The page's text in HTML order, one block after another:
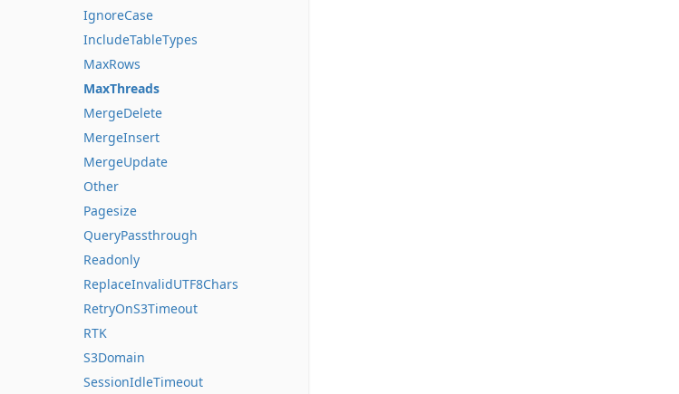
IgnoreCase
IncludeTableTypes
MaxRows
MaxThreads
MergeDelete
MergeInsert
MergeUpdate
Other
Pagesize
QueryPassthrough
Readonly
ReplaceInvalidUTF8Chars
RetryOnS3Timeout
RTK
S3Domain
SessionIdleTimeout